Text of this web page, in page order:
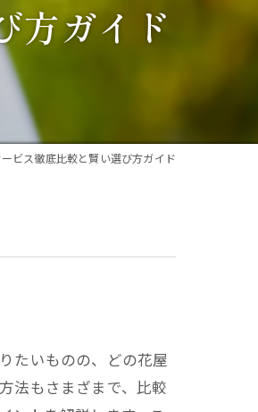
イベント
誕生日
方ガイド
ビス徹底比較と賢い選び方ガイド
たいものの、どの花屋
法もさまざまで、比較